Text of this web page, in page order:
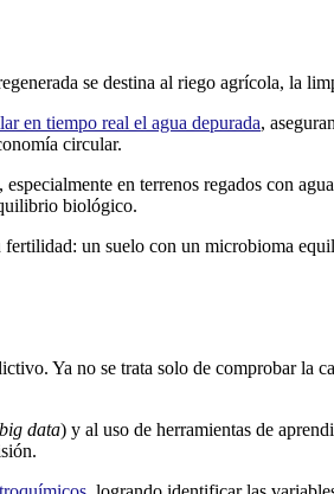
se destina al riego agrícola, la
en tiempo real el agua depurada,
circular.
, especialmente en terrenos regados con
biológico.
un suelo con un microbioma
Ya no se trata solo de comprobar la
big data) y al uso de herramientas de